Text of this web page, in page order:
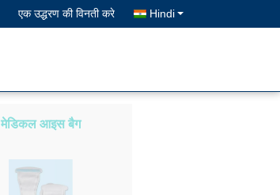
एक उद्धरण की विनती करे Hindi
मेडिकल आइस बैग